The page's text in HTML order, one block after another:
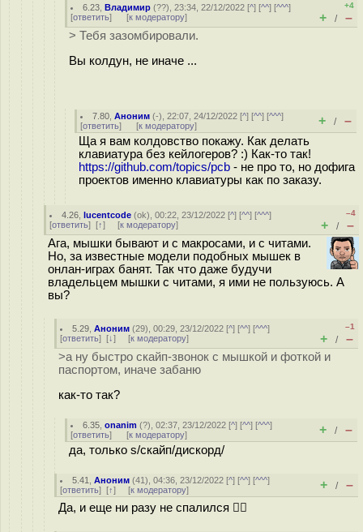
6.23 ,Владимир (??), 23:34, 22/12/2022 [^] [^^] [^^^]
[ответить] [к модератору]
+4
+ / –
> Тебя зазомбировали.
Вы колдун, не иначе ...
7.80 ,Аноним (-), 22:07, 24/12/2022 [^] [^^] [^^^]
[ответить] [к модератору] + / –
Ща я вам колдовство покажу. Как делать
клавиатура без кейлогеров? :) Как-то так!
https://github.com/topics/pcb - не про то, но дофига
проектов именно клавиатуры как по заказу.
4.26 ,lucentcode (ok), 00:22, 23/12/2022 [^] [^^] [^^^]
[ответить] [↑] [к модератору]
–4
+ / –
Ага, мышки бывают и с макросами, и с читами.
Но, за известные модели подобных мышек в
онлан-играх банят. Так что даже будучи
владельцем мышки с читами, я ими не пользуюсь. А
вы?
5.29 ,Аноним (29), 00:29, 23/12/2022 [^] [^^] [^^^]
[ответить] [↓] [к модератору]
–1
+ / –
>а ну быстро скайп-звонок с мышкой и фоткой и
паспортом, иначе забаню
как-то так?
6.35 ,onanim (?), 02:37, 23/12/2022 [^] [^^] [^^^]
[ответить] [к модератору] + / –
да, только s/скайп/дискорд/
5.41 ,Аноним (41), 04:36, 23/12/2022 [^] [^^] [^^^]
[ответить] [↑] [к модератору] + / –
Да, и еще ни разу не спалился 🤷‍♂️